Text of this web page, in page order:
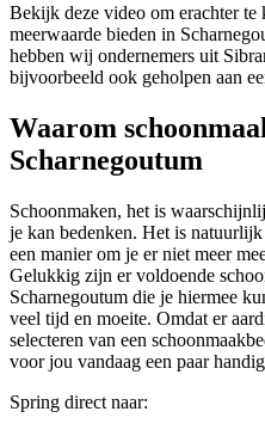
Bekijk deze video om erachter te
meerwaarde bieden in
hebben wij ondernemers uit
bijvoorbeeld ook geholpen aan
Waarom
Scharnegoutum
Schoonmaken, het is
je kan bedenken. Het is
een manier om je er niet meer
Gelukkig zijn er voldoende
Scharnegoutum die je hiermee
veel tijd en moeite. Omdat er
selecteren van een
voor jou vandaag een paar
Spring direct naar: